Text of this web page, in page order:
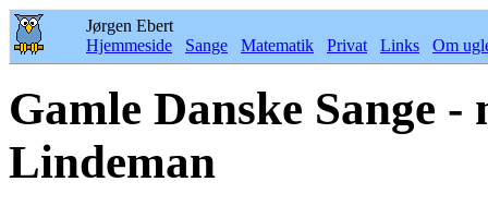
Jørgen Ebert
Hjemmeside
Sange Matematik Privat Links Om
Gamle Danske Sange
Lindeman